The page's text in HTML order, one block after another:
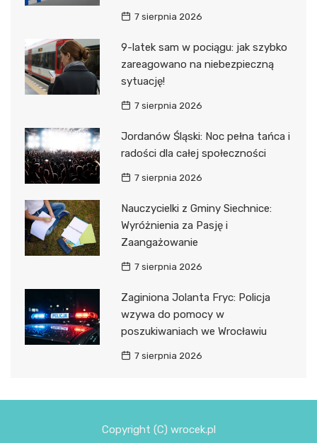
7 sierpnia 2026
9-latek sam w pociągu: jak szybko
zareagowano na niebezpieczną
sytuację!
7 sierpnia 2026
Jordanów Śląski: Noc pełna tańca i
radości dla całej społeczności
7 sierpnia 2026
Nauczycielki z Gminy Siechnice:
Wyróżnienia za Pasję i
Zaangażowanie
7 sierpnia 2026
Zaginiona Jolanta Fryc: Policja
wzywa do pomocy w
poszukiwaniach we Wrocławiu
7 sierpnia 2026
Copyright (C) wrocek.pl